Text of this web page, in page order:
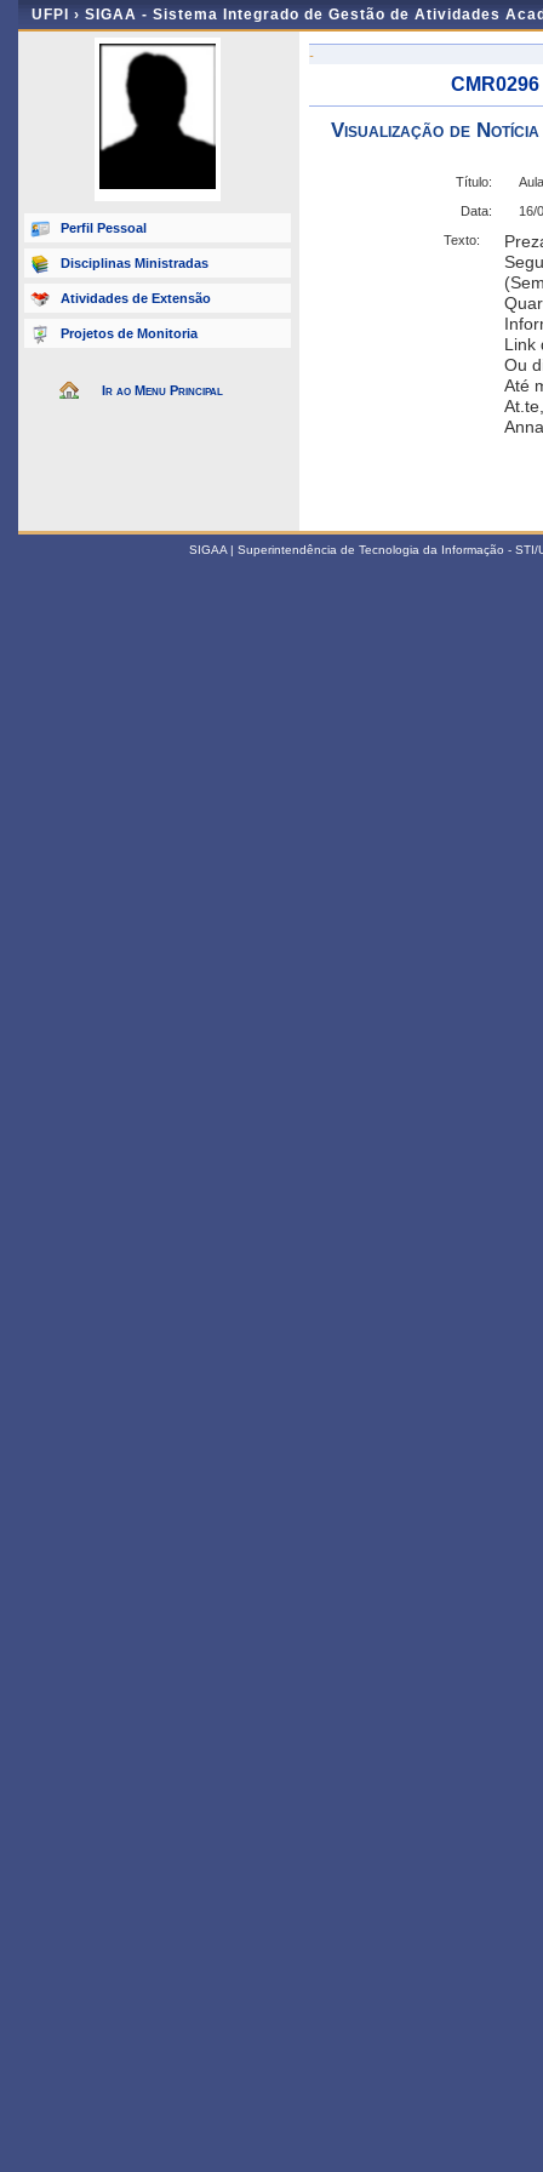
UFPI › SIGAA - Sistema Integrado de Gestão de Atividades
Perfil Pessoal
Disciplinas Ministradas
Atividades de Extensão
Projetos de Monitoria
Ir ao Menu Principal
-
CMR0296
Visualização de Notícia
Título:
Data:
16/
Texto:
Link
Até
At.te,
Anna
SIGAA | Superintendência de Tecnologia da Informação -